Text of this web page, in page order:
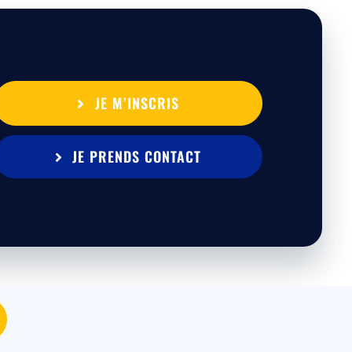
JE M’INSCRIS
JE PRENDS CONTACT